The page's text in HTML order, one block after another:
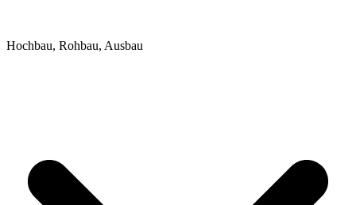
Hochbau, Rohbau, Ausbau